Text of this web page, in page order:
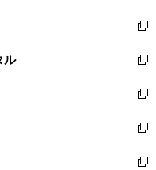
開
く
ウ
で
開
く
ン
ド
ウ
で
開
く
ウ
ィ
ン
ド
ウ
で
開
く
新
し
い
ウ
ィ
ン
ド
ウ
で
ル
新
し
い
ウ
ィ
ン
ド
新
し
い
ウ
ィ
新
し
い
新